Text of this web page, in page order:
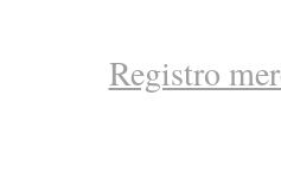
Registro